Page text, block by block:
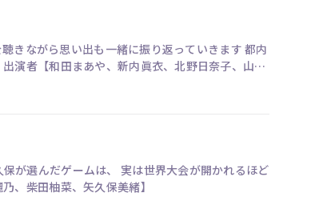
きながら思い出も一緒に振り返っていきます 都内
が選んだゲームは、 実は世界大会が開かれるほど
出演者【伊藤理々杏、中村麗乃、柴田柚菜、矢久保美緒】